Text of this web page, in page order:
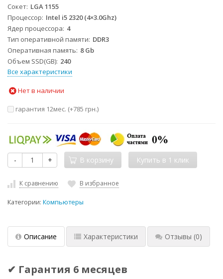
Сокет LGA 1155
Процессор Intel i5 2320 (4×3.0Ghz)
Ядер процессора 4
Тип оперативной памяти DDR3
Оперативная память 8 Gb
Объем SSD(GB) 240
Все характеристики
Нет в наличии
гарантия 12мес. (+785 грн.)
- + В корзину
К сравнению В избранное
Категории: Компьютеры
Описание Характеристики Отзывы (0)
✔ Гарантия 6 месяцев